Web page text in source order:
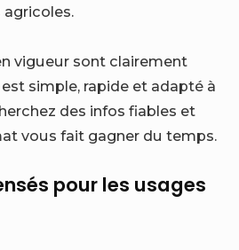
vigueur sont clairement
est simple, rapide et adapté à
des infos fiables et
vous fait gagner du temps.
pour les usages